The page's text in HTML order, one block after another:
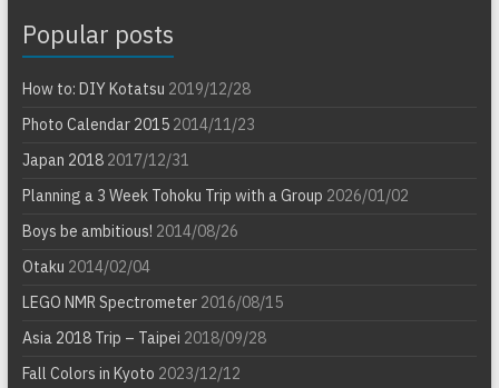
Popular posts
How to: DIY Kotatsu 2019/12/28
Photo Calendar 20152014/11/23
Japan 20182017/12/31
Planning a 3 Week Tohoku Trip with a Group 2026/01/02
Boys be ambitious! 2014/08/26
Otaku 2014/02/04
LEGO NMR Spectrometer2016/08/15
Asia 2018 Trip – Taipei 2018/09/28
Fall Colors in Kyoto 2023/12/12